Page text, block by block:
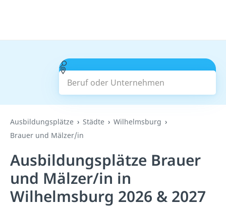
Beruf oder Unternehmen
Suchen
Ausbildungsplätze Städte
Wilhelmsburg
Brauer und Mälzer/in
Ausbildungsplätze Brauer
und Mälzer/in in
Wilhelmsburg 2026 & 2027